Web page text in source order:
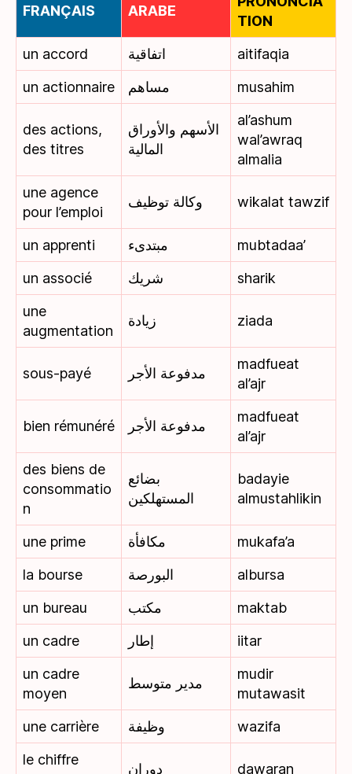
FRANÇAIS ARABE
TION
un accord
اتفاقية
aitifaqia
un actionnaire
مساهم musahim
des actions,
des titres
الأسهم والأوراق
المالية
al’ashum
wal’awraq
almalia
une agence
pour l’emploi
وكالة توظيف wikalat tawzif
un apprenti مبتدىء
mubtadaa’
un associé
شريك
sharik
une
augmentation
زيادة ziada
sous-payé مدفوعة الأجر
madfueat
al’ajr
bien rémunéré مدفوعة الأجر
madfueat
al’ajr
des biens de
consommatio
n
بضائع
المستهلكين
badayie
almustahlikin
une prime مكافأة
mukafa’a
la bourse
البورصة
albursa
un bureau
مكتب
maktab
un cadre
إطار
iitar
un cadre
moyen
مدير متوسط
mudir
mutawasit
une carrière
وظيفة
wazifa
le chiffre
دوران dawaran